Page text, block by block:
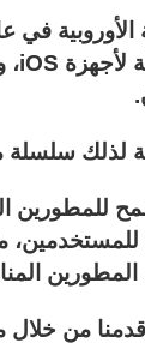
لذلك سلسلة
للمطورين
للمستخدمين،
المطورين
من خلال